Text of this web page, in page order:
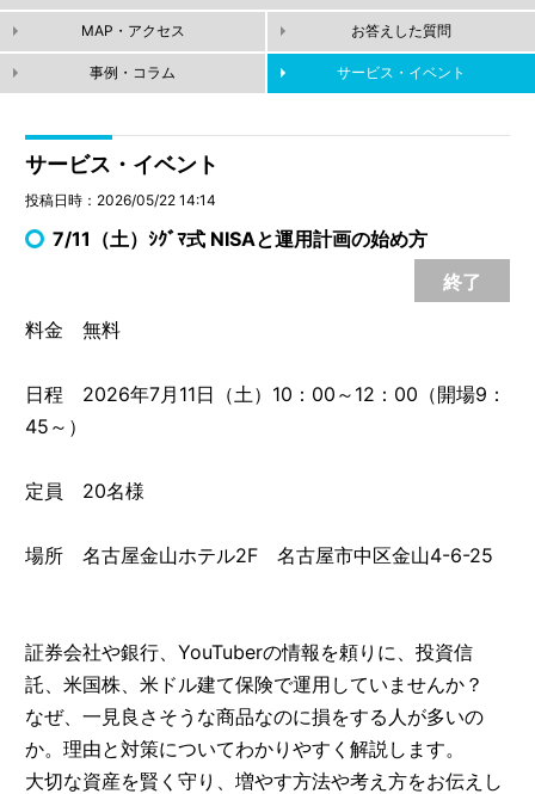
MAP・アクセス お答えした質問
事例・コラム サービス・イベント
サービス・イベント
投稿日時：2026/05/22 14:14
7/11（土）ｼｸﾞﾏ式 NISAと運用計画の始め方
終了
料金 無料
日程 2026年7月11日（土）10：00～12：00（開場9：
45～）
定員 20名様
場所 名古屋金山ホテル2F 名古屋市中区金山4-6-25
証券会社や銀行、YouTuberの情報を頼りに、投資信
託、米国株、米ドル建て保険で運用していませんか？
なぜ、一見良さそうな商品なのに損をする人が多いの
か。理由と対策についてわかりやすく解説します。
大切な資産を賢く守り、増やす方法や考え方をお伝えし